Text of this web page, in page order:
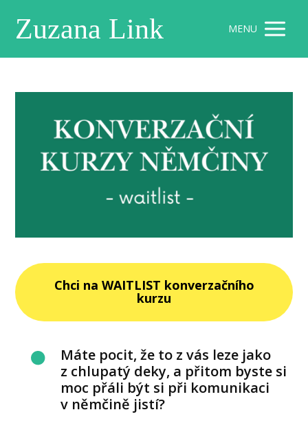
Zuzana Link MENU
Chci na WAITLIST konverzačního
kurzu
Máte pocit, že to z vás leze jako
z chlupatý deky, a přitom byste si
moc přáli být si při komunikaci
v němčině jistí?